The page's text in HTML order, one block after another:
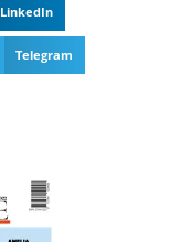
LinkedIn
Telegram